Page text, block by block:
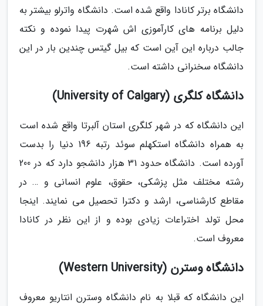
دانشگاه برتر کانادا واقع شده است. دانشگاه واترلو بیشتر به
دلیل برنامه های کارآموزی اش شهرت پیدا نموده و نکته
جالب درباره این آین است که بیل گیتس چندین بار در این
دانشگاه سخنرانی داشته است.
دانشگاه کلگری (University of Calgary)
این دانشگاه که در شهر کلگری استان آلبرتا واقع شده است
به همراه دانشگاه استکهلم سوئد رتبه 196 دنیا را بدست
آورده است. دانشگاه حدود 31 هزار دانشجو دارد که در 200
رشته مختلف مثل پزشکی، حقوق، علوم انسانی و … در
مقاطع کارشناسی، ارشد و دکترا تحصیل می نمایند. اینجا
محل تولد اختراعات زیادی بوده و از این نظر در کانادا
معروف است.
دانشگاه وسترن (Western University)
این دانشگاه که قبلا به نام دانشگاه وسترن انتاریو معروف